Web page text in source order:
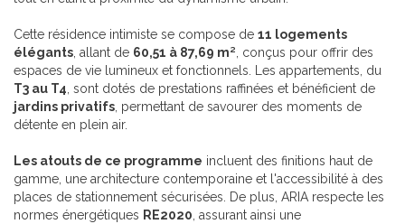
Cette résidence intimiste se compose de 11 logements
élégants, allant de 60,51 à 87,69 m², conçus pour offrir des
espaces de vie lumineux et fonctionnels. Les appartements, du
T3 au T4, sont dotés de prestations raffinées et bénéficient de
jardins privatifs, permettant de savourer des moments de
détente en plein air.
Les atouts de ce programme incluent des finitions haut de
gamme, une architecture contemporaine et l'accessibilité à des
places de stationnement sécurisées. De plus, ARIA respecte les
normes énergétiques RE2020, assurant ainsi une